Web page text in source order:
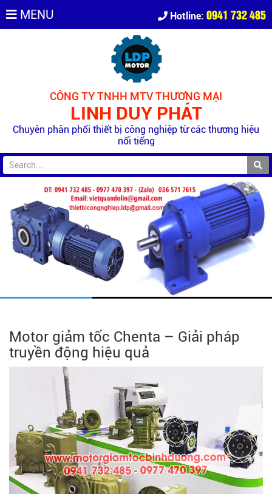
MENU Hotline: 0941 732 485
CÔNG TY TNHH MTV THƯƠNG MẠI
LINH DUY PHÁT
Chuyên phân phối thiết bị công nghiệp từ các thương hiệu
nổi tiếng
Motor giảm tốc Chenta – Giải pháp
truyền động hiệu quả